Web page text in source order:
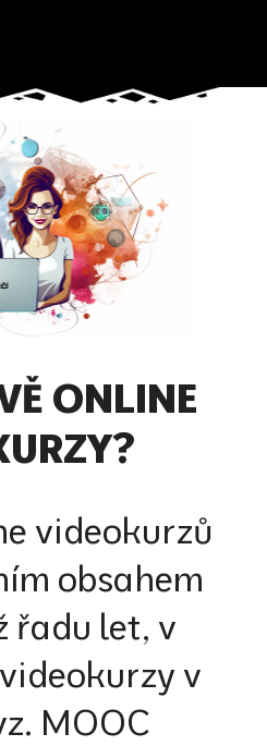
ONLINE
videokurzů
obsahem
řadu let, v
v
MOOC